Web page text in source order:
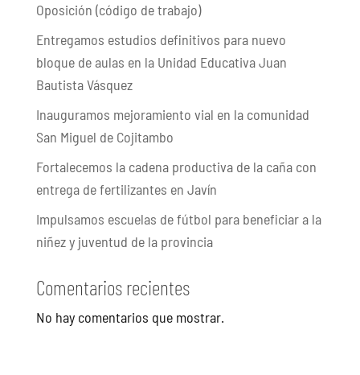
Oposición (código de trabajo)
Entregamos estudios definitivos para nuevo
bloque de aulas en la Unidad Educativa Juan
Bautista Vásquez
Inauguramos mejoramiento vial en la comunidad
San Miguel de Cojitambo
Fortalecemos la cadena productiva de la caña con
entrega de fertilizantes en Javín
Impulsamos escuelas de fútbol para beneficiar a la
niñez y juventud de la provincia
Comentarios recientes
No hay comentarios que mostrar.